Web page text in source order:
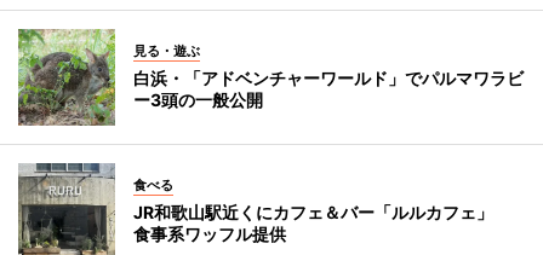
見る・遊ぶ
白浜・「アドベンチャーワールド」でパルマワラビ
ー3頭の一般公開
食べる
JR和歌山駅近くにカフェ＆バー「ルルカフェ」
食事系ワッフル提供